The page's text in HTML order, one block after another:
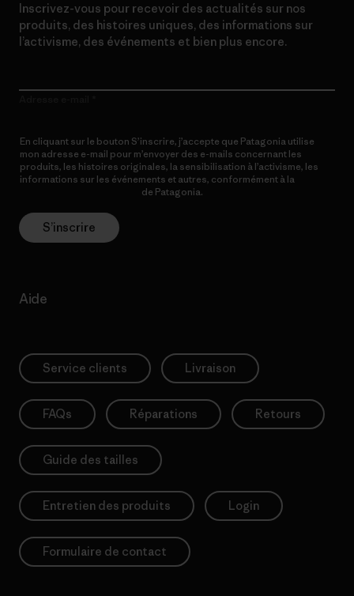
Inscrivez-vous pour recevoir des actualités sur nos
produits, des histoires uniques, des informations sur
l’activisme, des événements et bien plus encore.
En cliquant sur le bouton S’inscrire, j’accepte que Patagonia utilise
mon adresse e-mail pour m’envoyer des e-mails concernant les
produits, les histoires originales, la sensibilisation à l’activisme, les
informations sur les événements et autres, conformément à la
de Patagonia.
S’inscrire
Aide
Service clients Livraison
FAQs Réparations Retours
Guide des tailles
Entretien des produits Login
Formulaire de contact